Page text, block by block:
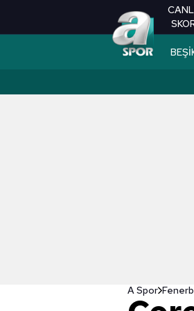
A Spor